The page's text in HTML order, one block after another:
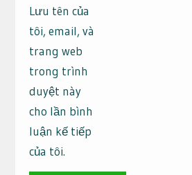
Lưu tên của
tôi, email, và
trang web
trong trình
duyệt này
cho lần bình
luận kế tiếp
của tôi.